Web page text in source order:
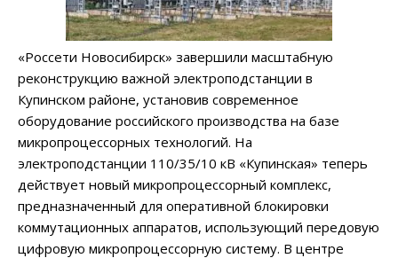
«Россети Новосибирск» завершили масштабную
реконструкцию важной электроподстанции в
Купинском районе, установив современное
оборудование российского производства на базе
микропроцессорных технологий. На
электроподстанции 110/35/10 кВ «Купинская» теперь
действует новый микропроцессорный комплекс,
предназначенный для оперативной блокировки
коммутационных аппаратов, использующий передовую
цифровую микропроцессорную систему. В центре